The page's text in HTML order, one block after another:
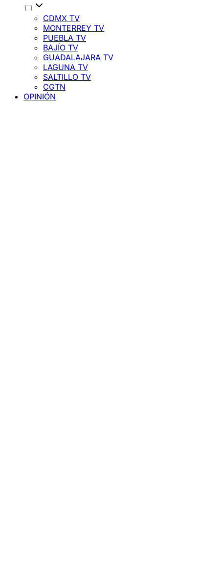
CDMX TV
MONTERREY TV
PUEBLA TV
BAJÍO TV
GUADALAJARA TV
LAGUNA TV
SALTILLO TV
CGTN
OPINIÓN